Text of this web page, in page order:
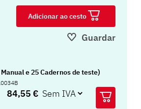
Adicionar ao cesto
Guardar
e 25 Cadernos de teste)
84,55 €